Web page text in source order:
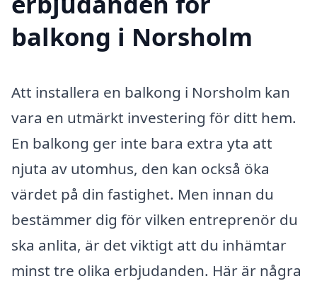
balkong i Norsholm
Att installera en balkong i Norsholm kan
vara en utmärkt investering för ditt hem.
En balkong ger inte bara extra yta att
njuta av utomhus, den kan också öka
värdet på din fastighet. Men innan du
bestämmer dig för vilken entreprenör du
ska anlita, är det viktigt att du inhämtar
minst tre olika erbjudanden. Här är några